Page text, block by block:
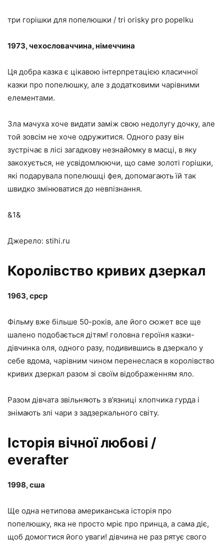
три горішки для попелюшки / tri orisky pro popelku
1973, чехословаччина, німеччина
Ця добра казка є цікавою інтерпретацією класичної
казки про попелюшку, але з додатковими чарівними
елементами.
Зла мачуха хоче видати заміж свою недолугу дочку, але
той зовсім не хоче одружитися. Одного разу він
зустрічає в лісі загадкову незнайомку в масці, в яку
закохується, не усвідомлюючи, що саме золоті горішки,
які подарувала попелюшці фея, допомагають їй так
швидко змінюватися до невпізнання.
&1&
Джерело: stihi.ru
Королівство кривих дзеркал
1963, срср
Фільму вже більше 50-років, але його сюжет все ще
шалено подобається дітям! головна героїня казки-
дівчинка оля, одного разу, подивившись в дзеркало у
себе вдома, чарівним чином перенеслася в королівство
кривих дзеркал разом зі своїм відображенням яло.
Разом дівчата звільняють з в’язниці хлопчика гурда і
знімають злі чари з задзеркального світу.
Історія вічної любові /
everafter
1998, сша
Ще одна нетипова американська історія про
попелюшку, яка не просто мріє про принца, а сама діє,
щоб домогтися його уваги! дівчина не раз рятує свого